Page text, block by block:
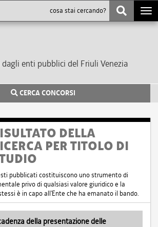
enti pubblici del Friuli Venezia
CERCA CONCORSI
DELLA
PER TITOLO DI
pubblicati costituiscono uno strumento di
privo di qualsiasi valore giuridico e la
è in capo all'Ente che ha emanato il bando.
della presentazione delle